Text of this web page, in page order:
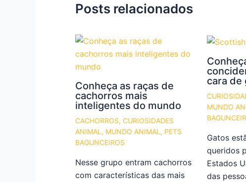
Posts relacionados
Conheça as raças de
cachorros mais
inteligentes do mundo
CACHORROS, CURIOSIDADES
ANIMAL , MUNDO ANIMAL , PETS
BAGUNCEIROS
Nesse grupo entram cachorros
com características das mais
cara de
MUNDO
Gatos
queridos
Estados
das